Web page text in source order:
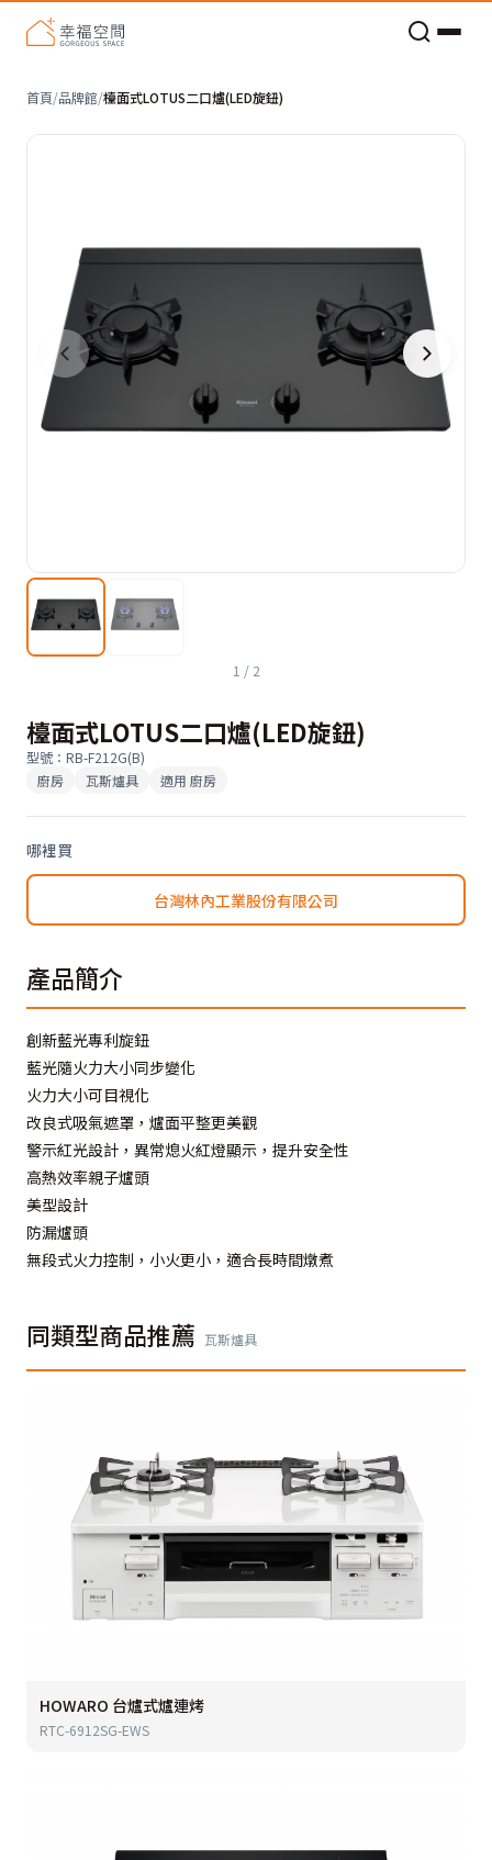
首頁/品牌館/檯面式LOTUS二口爐(LED旋鈕)
1 / 2
檯面式LOTUS二口爐(LED旋鈕)
型號 ： RB-F212G(B)
廚房
瓦斯爐具 適用 廚房
哪裡買
台灣林內工業股份有限公司
產品簡介
創新藍光專利旋鈕
藍光隨火力大小同步變化
火力大小可目視化
改良式吸氣遮罩，爐面平整更美觀
警示紅光設計，異常熄火紅燈顯示，提升安全性
高熱效率親子爐頭
美型設計
防漏爐頭
無段式火力控制，小火更小，適合長時間燉煮
同類型商品推薦 瓦斯爐具
HOWARO 台爐式爐連烤
RTC-6912SG-EWS